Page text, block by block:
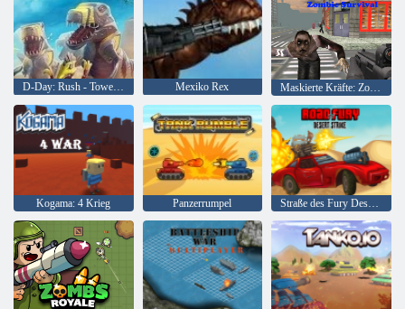
D-Day: Rush - Tower Defense Mexiko Rex Maskierte Kräfte: Zombie-Überleben
Kogama: 4 Krieg Panzerrumpel Straße des Fury Desert Strike